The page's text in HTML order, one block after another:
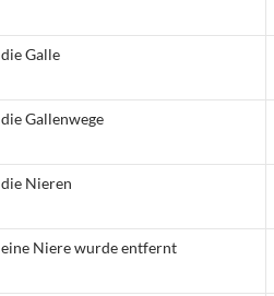
die Galle
die Gallenwege
die Nieren
eine Niere wurde entfernt